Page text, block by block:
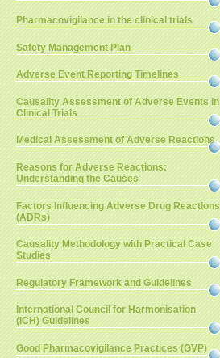
Pharmacovigilance in the clinical trials
Safety Management Plan
Adverse Event Reporting Timelines
Causality Assessment of Adverse Events in
Clinical Trials
Medical Assessment of Adverse Reactions
Reasons for Adverse Reactions:
Understanding the Causes
Factors Influencing Adverse Drug Reactions
(ADRs)
Causality Methodology with Practical Case
Studies
Regulatory Framework and Guidelines
International Council for Harmonisation
(ICH) Guidelines
Good Pharmacovigilance Practices (GVP)